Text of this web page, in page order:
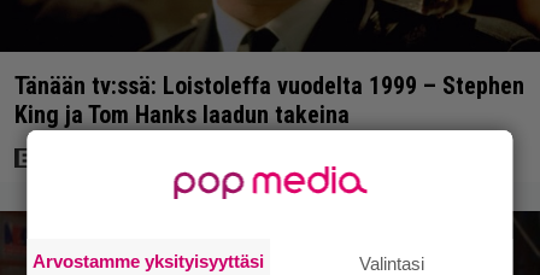
Tänään tv:ssä: Loistoleffa vuodelta 1999 – Stephen
King ja Tom Hanks laadun takeina
Arvostamme yksityisyyttäsi Valintasi